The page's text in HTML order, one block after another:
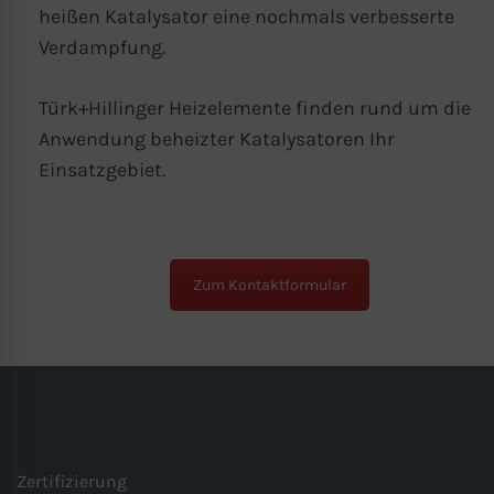
heißen Katalysator eine nochmals verbesserte
Verdampfung.
Türk+Hillinger Heizelemente finden rund um die
Anwendung beheizter Katalysatoren Ihr
Einsatzgebiet.
Zum Kontaktformular
Zertifizierung
Die Zustimmung zur Verwendung von
nicht essentiellen Cookies ist freiwillig.
nachträglich über die Schaltfläche
“Cookie-Einstellungen“ ändern, die Sie im
Fußbereich der Seite finden. Ergänzende
Wir nutzen Google Analytics, um eine
kontinuierliche Analyse und statistische